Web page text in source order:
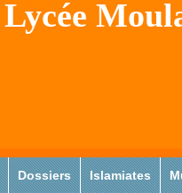
Lycée
Dossiers Islamiates